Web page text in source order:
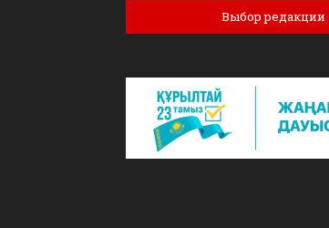
Выбор редакции